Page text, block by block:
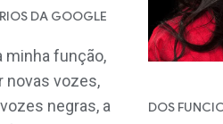
DA GOOGLE
minha função,
novas vozes,
negras, a
DOS